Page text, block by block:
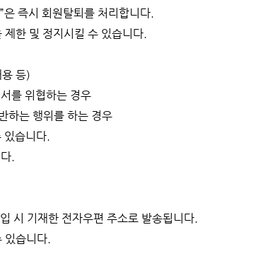
즉시 회원탈퇴를 처리합니다.
한 및 정지시킬 수 있습니다.
등)
를 위협하는 경우
하는 행위를 하는 경우
있습니다.
.
시 기재한 전자우편 주소로 발송됩니다.
있습니다.